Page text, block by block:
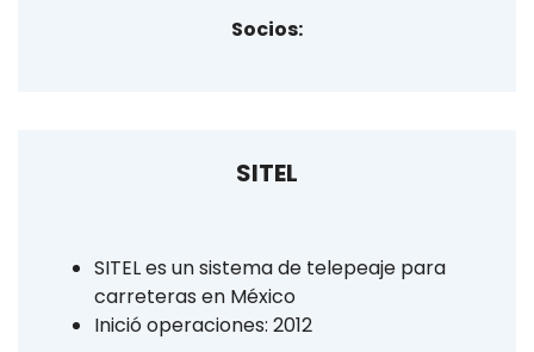
Socios:
SITEL
SITEL es un sistema de telepeaje para
carreteras en México
Inició operaciones: 2012